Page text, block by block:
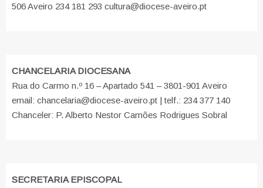
506 Aveiro 234 181 293 cultura@diocese-aveiro.pt
CHANCELARIA DIOCESANA
Rua do Carmo n.º 16 – Apartado 541 – 3801-901 Aveiro
email: chancelaria@diocese-aveiro.pt | telf.: 234 377 140
Chanceler: P. Alberto Nestor Camões Rodrigues Sobral
SECRETARIA EPISCOPAL